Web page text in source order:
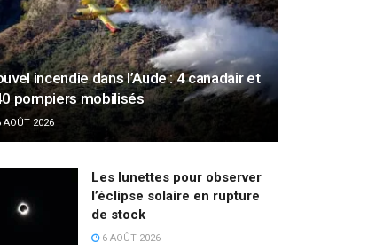
incendie dans l’Aude : 4 canadair et
pompiers mobilisés
2026
Les lunettes pour observer
l’éclipse solaire en rupture
de stock
6 AOÛT 2026